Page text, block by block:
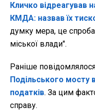
Кличко відреагував
КМДА: назвав їх
думку мера, це спроба
міської влади".
Раніше
Подільського мосту
податків. За цим
справу.